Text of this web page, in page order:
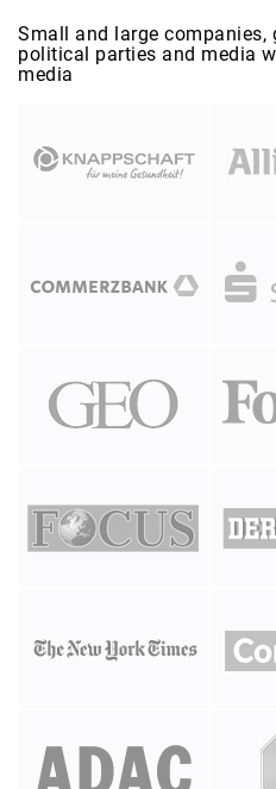
Small and large companies,
political parties and media
media